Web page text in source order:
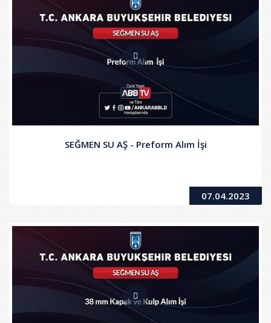
SEĞMEN SU AŞ - Preform Alım İşi
07.04.2023